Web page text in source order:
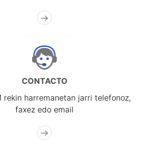
CONTACTO
rekin harremanetan jarri telefonoz,
faxez edo email